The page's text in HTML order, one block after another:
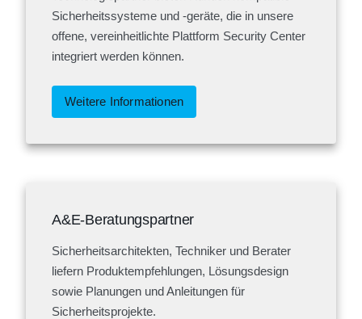
Sicherheitssysteme und -geräte, die in unsere
offene, vereinheitlichte Plattform Security Center
integriert werden können.
Weitere Informationen
A&E-Beratungspartner
Sicherheitsarchitekten, Techniker und Berater
liefern Produktempfehlungen, Lösungsdesign
sowie Planungen und Anleitungen für
Sicherheitsprojekte.